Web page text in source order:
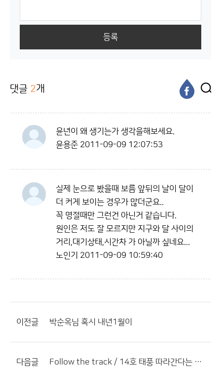
등록
댓글 2개
윤년이 왜 생기는가 생각을해보세요.
윤용준 2011-09-09 12:07:53
실제 눈으로 봤을때 보름 앞뒤의 날이 달이
더 커게 보이는 경우가 많더군요..
꼭 명절때만 그런건 아닌거 같습니다.
원인은 저도 잘 모르지만 지구와 달 사이의
거리,대기상태,시간차 가 아닐까 싶네요...
노인기 2011-09-09 10:59:40
이전글 박순옥님 혹시 내년1월이
다음글 Follow the track / 14호 태풍 따라간다는 예보